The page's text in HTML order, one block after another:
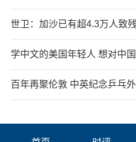
世卫：加沙已有超4.3万人致
学中文的美国年轻人 想对中
百年再聚伦敦 中英纪念乒乓